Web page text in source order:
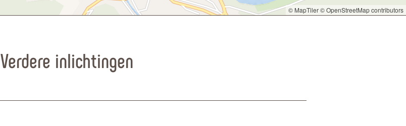
© MapTiler© OpenStreetMap contributors
Verdere inlichtingen